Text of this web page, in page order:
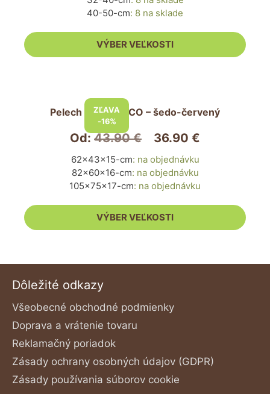
40-50-cm: 8 na sklade
VÝBER VEĽKOSTI
vybrať
stránke
ZĽAVA
-16%
Pelech pre psa ECO – šedo-červený
Od:43.90€ 36.90 €
62x43x15-cm: na objednávku
82x60x16-cm: na objednávku
105x75x17-cm: na objednávku
VÝBER VEĽKOSTI
vybrať
stránke
Dôležité odkazy
Všeobecné obchodné podmienky
Doprava a vrátenie tovaru
Reklamačný poriadok
Zásady ochrany osobných údajov (GDPR)
Zásady používania súborov cookie